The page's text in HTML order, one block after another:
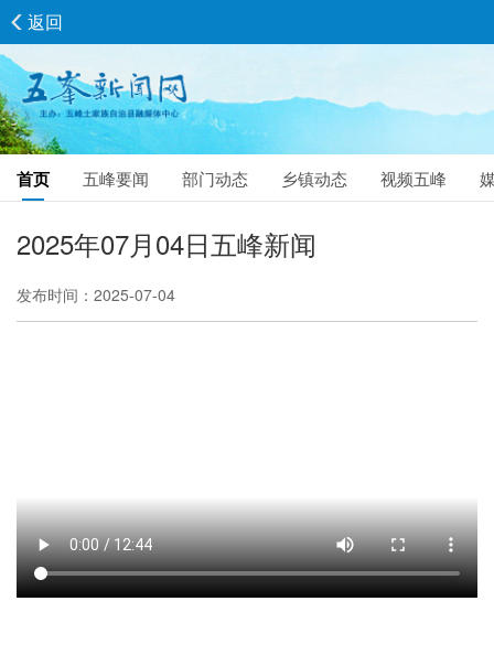
首页 五峰要闻 部门动态 乡镇动态 视频五峰
返回
2025年07月04日五峰新闻
发布时间：2025-07-04